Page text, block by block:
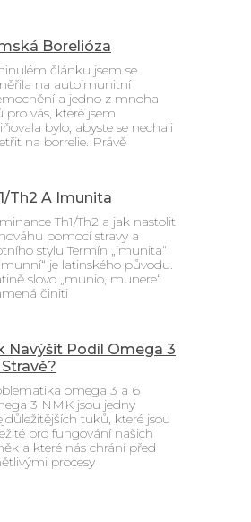
Borelióza
článku jsem se
na autoimunitní
a jedno z mnoha
pro vás, které jsem
bylo, abyste se nechali
na borrelie. Právě
Th2 A Imunita
Th1/Th2 a jak nastolit
pomocí stravy a
stylu Termín „imunita“
je latinského původu.
slovo „munio, munere“
činiti
Navýšit Podíl Omega 3
Stravě?
omega 3 a 6
3 NMK jsou jedny
tuků, které jsou
pro fungování našich
a které nás chrání před
procesy